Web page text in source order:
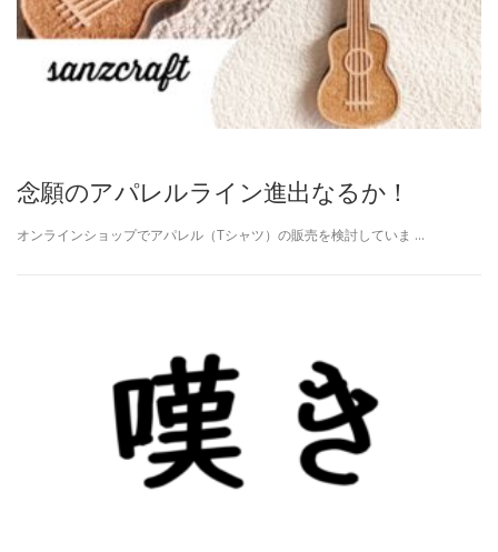
念願のアパレルライン進出なるか！
オンラインショップでアパレル（Tシャツ）の販売を検討していま …